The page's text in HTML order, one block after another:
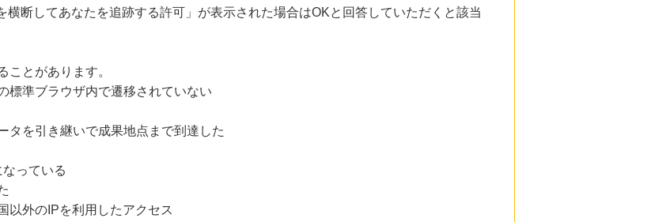
断してあなたを追跡する許可」が表示された場合はOKと回答していただくと該当
ことがあります。
標準ブラウザ内で遷移されていない
タを引き継いで成果地点まで到達した
っている
以外のIPを利用したアクセス